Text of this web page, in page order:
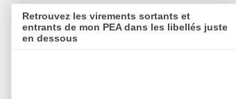
Retrouvez les virements sortants et
entrants de mon PEA dans les libellés juste
en dessous